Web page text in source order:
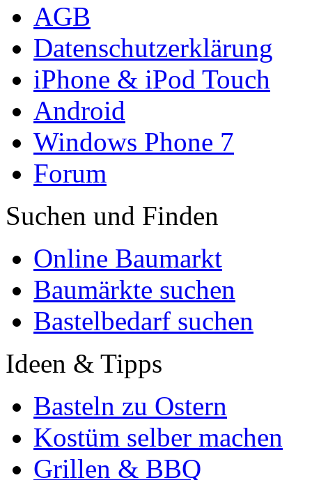
AGB
Datenschutzerklärung
iPhone & iPod Touch
Android
Windows Phone 7
Forum
Suchen und Finden
Online Baumarkt
Baumärkte suchen
Bastelbedarf suchen
Ideen & Tipps
Basteln zu Ostern
Kostüm selber machen
Grillen & BBQ